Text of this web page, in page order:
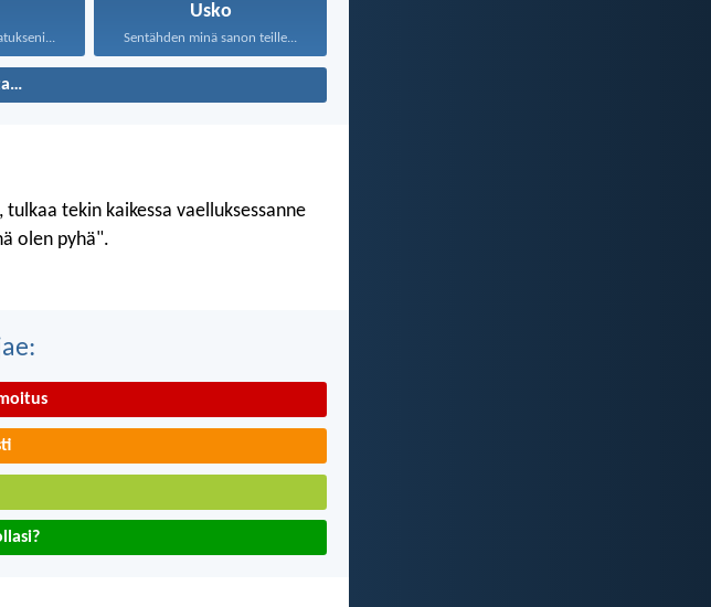
Usko
Sentähden minä sanon teille...
tekin kaikessa vaelluksessanne
olen pyhä".